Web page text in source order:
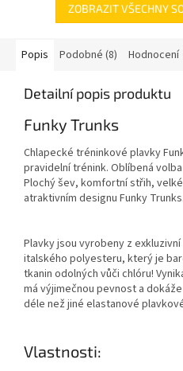
ZOBRAZIT VŠECHNY
Popis Podobné (8) Hodnocení
Detailní popis produktu
Funky Trunks
Chlapecké tréninkové plavky
pravidelní trénink. Oblíbená
Plochý šev, komfortní střih,
atraktivním designu Funky Trunks.
Plavky jsou vyrobeny z
italského polyesteru, který je
tkanin odolných vůči chlóru!
má výjimečnou pevnost a
déle než jiné elastanové
Vlastnosti: